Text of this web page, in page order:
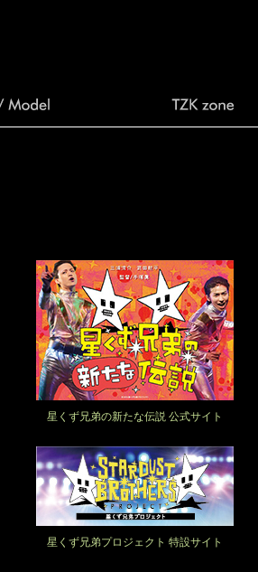
星くず兄弟の新たな伝説 公式サイト
星くず兄弟プロジェクト 特設サイト